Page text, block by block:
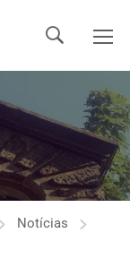
Notícias